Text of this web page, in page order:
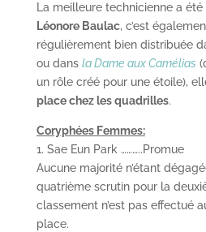
La meilleure technicienne a
Léonore Baulac, c’est
régulièrement bien distribuée
ou dans la Dame aux Camélias
un rôle créé pour une étoile),
place chez les quadrilles.
Coryphées Femmes:
1. Sae Eun Park ………..Promue
Aucune majorité n’étant
quatrième scrutin pour la
classement n’est pas effectué
place.